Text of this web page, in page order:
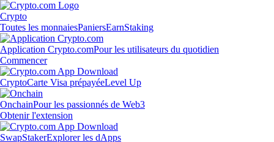
Crypto
Toutes les monnaiesPaniersEarnStaking
Application Crypto.comPour les utilisateurs du quotidien
Commencer
CryptoCarte Visa prépayéeLevel Up
OnchainPour les passionnés de Web3
Obtenir l'extension
SwapStakerExplorer les dApps